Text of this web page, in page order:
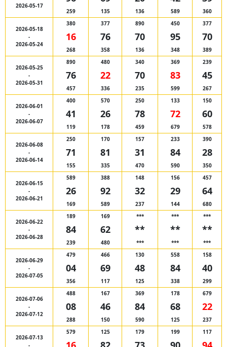
2026-05-17
259 135 136 589 360
2026-05-18
-
2026-05-24
380
16
268
377
76
358
890
70
136
450
95
348
377
70
389
2026-05-25
-
2026-05-31
890
76
457
480
22
336
340
70
235
369
83
599
239
45
267
2026-06-01
-
2026-06-07
400
41
119
570
26
178
250
78
459
133
72
679
150
60
578
2026-06-08
-
2026-06-14
250
71
155
170
81
335
157
31
470
233
84
590
390
28
350
2026-06-15
-
2026-06-21
589
26
169
388
92
589
148
32
237
156
29
144
457
64
680
2026-06-22
-
2026-06-28
189
84
239
169
62
480
***
**
***
***
**
***
***
**
***
2026-06-29
-
2026-07-05
479
04
356
466
69
117
130
48
125
558
84
338
158
40
299
2026-07-06
-
2026-07-12
488
08
288
167
46
150
369
84
590
178
68
125
679
22
237
2026-07-13
-
579 125 179 199 117